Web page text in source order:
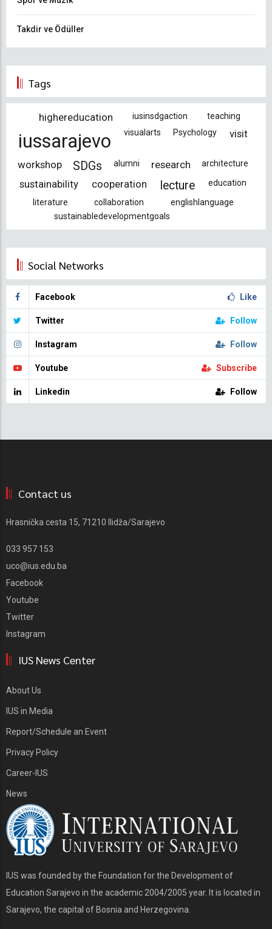
Takdir ve Ödüller
Tags
highereducation iusinsdgaction teaching
iussarajevo visualarts Psychology visit
workshop SDGs alumni research architecture
sustainability cooperation lecture
education
literature
collaboration
englishlanguage
sustainabledevelopmentgoals
Social Networks
Facebook Like
Twitter Follow
Instagram Follow
Youtube Subscribe
Linkedin Follow
Contact us
Hrasnička cesta 15, 71210 Ilidža/Sarajevo
033 957 153
uco@ius.edu.ba
Facebook
Youtube
Twitter
Instagram
IUS News Center
About Us
IUS in Media
Report/Schedule an Event
Privacy Policy
Career-IUS
News
IUS was founded by the Foundation for the Development of
Education Sarajevo in the academic 2004/2005 year. It is located in
Sarajevo, the capital of Bosnia and Herzegovina.